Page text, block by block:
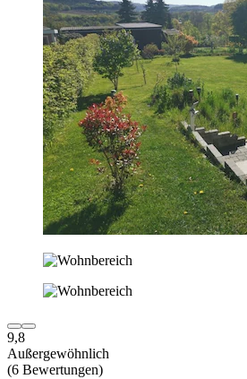
9,8
Außergewöhnlich
(6 Bewertungen)